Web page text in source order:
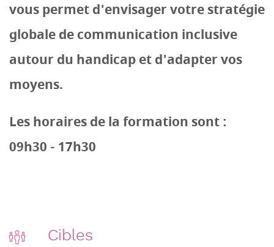
vous permet d'envisager votre stratégie
globale de communication inclusive
autour du handicap et d'adapter vos
moyens.
Les horaires de la formation sont :
09h30 - 17h30
Cibles